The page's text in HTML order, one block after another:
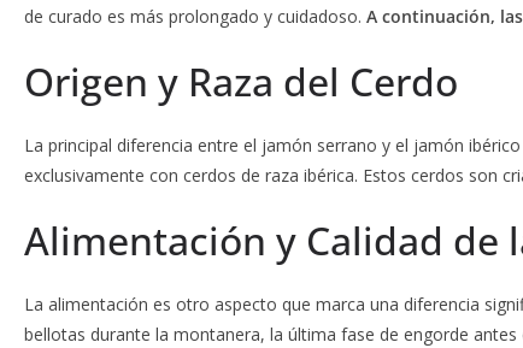
de curado es más prolongado y cuidadoso. A continuación,
Origen y Raza del Cerdo
La principal diferencia entre el jamón serrano y el jamón
exclusivamente con cerdos de raza ibérica. Estos cerdos son
Alimentación y Calidad de
La alimentación es otro aspecto que marca una diferencia
bellotas durante la montanera, la última fase de engorde